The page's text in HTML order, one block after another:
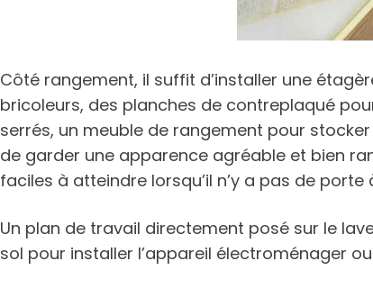
Côté rangement, il suffit d’installer une
bricoleurs, des planches de contreplaqué
serrés, un meuble de rangement pour
de garder une apparence agréable et bien
faciles à atteindre lorsqu’il n’y a pas de porte
Un plan de travail directement posé sur le
sol pour installer l’appareil électroménager